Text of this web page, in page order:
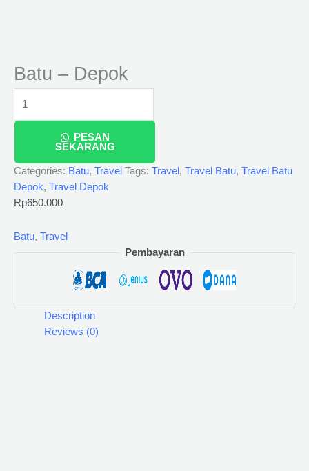
Batu – Depok
PESAN
SEKARANG
Categories: Batu, Travel Tags: Travel , Travel Batu, Travel Batu
Depok, Travel Depok
Rp650.000
Batu, Travel
Pembayaran
Description
Reviews (0)